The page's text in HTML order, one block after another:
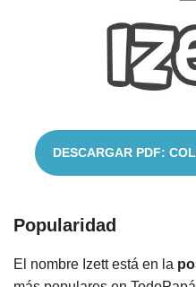
DESCARGAR PDF:
Popularidad
El nombre Izett está en la